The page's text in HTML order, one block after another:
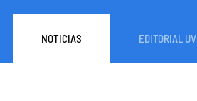
NOTICIAS EDITORIAL UV